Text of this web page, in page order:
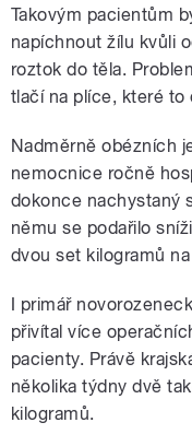
Takovým pacientům
napíchnout žílu kvůli
roztok do těla.
tlačí na plíce, které to
Nadměrně obézních
nemocnice ročně
dokonce nachystaný
němu se podařilo
dvou set kilogramů
I primář
přivítal více
pacienty. Právě
několika týdny dvě
kilogramů.